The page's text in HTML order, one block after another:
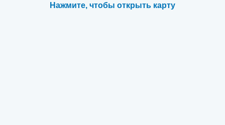
Нажмите, чтобы открыть карту